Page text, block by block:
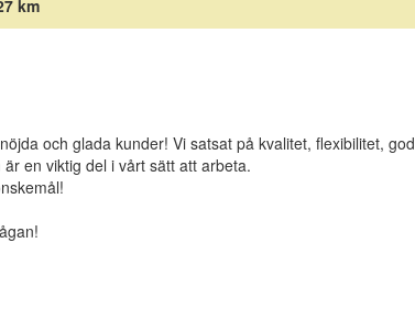
km
och glada kunder! Vi satsat på kvalitet, flexibilitet, god
en viktig del i vårt sätt att arbeta.